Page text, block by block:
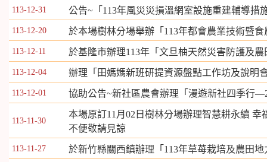
113-12-31 公告~「113年風災災損溫網室設施重建輔導措
113-12-20 於本場樹林分場舉辦「113年都會農業技術暨
113-12-11 於基隆市辦理113年「文旦柚天然災害防護及
113-12-04 辦理「田媽媽新班研提資源盤點工作坊及說明
113-12-01 協助公告~新社區農會辦理「漫遊新社四季行
113-11-30
本場原訂11月02日樹林分場辦理智慧耕永續
不便敬請見諒
113-11-27 於新竹縣關西鎮辦理「113年草苺栽培及農田